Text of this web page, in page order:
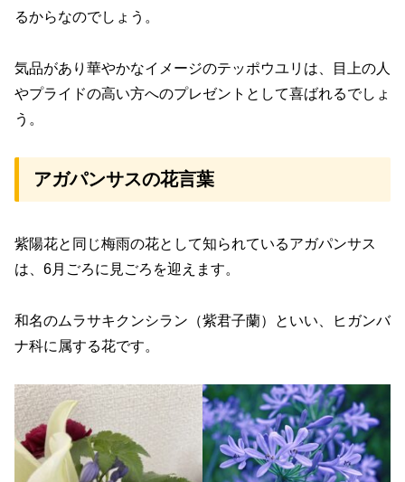
るからなのでしょう。
気品があり華やかなイメージのテッポウユリは、目上の人
やプライドの高い方へのプレゼントとして喜ばれるでしょ
う。
アガパンサスの花言葉
紫陽花と同じ梅雨の花として知られているアガパンサス
は、6月ごろに見ごろを迎えます。
和名のムラサキクンシラン（紫君子蘭）といい、ヒガンバ
ナ科に属する花です。